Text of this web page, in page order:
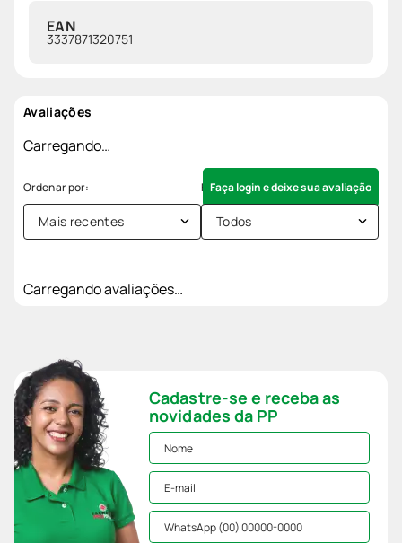
EAN
3337871320751
Avaliações
Carregando…
Faça login e deixe sua avaliação
Mais recentes Todos
Carregando avaliações…
Cadastre-se e receba as
novidades da PP